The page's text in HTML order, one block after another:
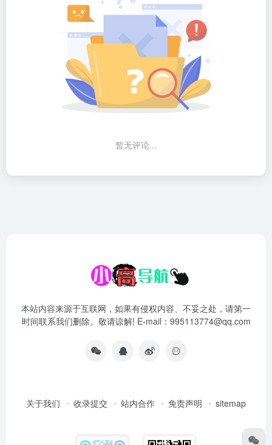
暂无评论...
本站内容来源于互联网，如果有侵权内容、不妥之处，请第一
时间联系我们删除。敬请谅解! E-mail：995113774@qq.com
关于我们 收录提交 站内合作 免责声明 sitemap